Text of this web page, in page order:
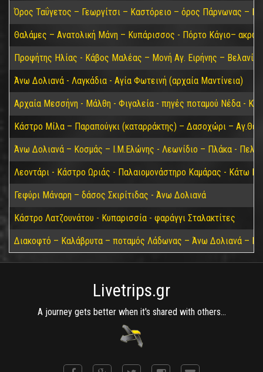
Όρος Ταΰγετος – Γεωργίτσι – Καστόρειο – όρος Πάρνωνας –
Θαλάμες – Ανατολική Μάνη – Κυπάρισσος - Πόρτο Κάγιο–
Προφήτης Ηλίας - Κάβος Μαλέας – Μονή Αγ. Ειρήνης –
Άνω Δολιανά - Λαγκάδια - Αγία Φωτεινή (αρχαία Μαντίνεια)
Αρχαία Μεσσήνη - Μάλθη - Φιγαλεία - πηγές ποταμού Νέδα -
Κάστρο Μίλα – Παραπούγκι (καταρράκτης) – Δασοχώρι –
Άνω Δολιανά – Κοσμάς – Ι.Μ.Ελώνης - Λεωνίδιο – Πλάκα -
Λεοντάρι - Κάστρο Ωριάς - Παλαιομονάστηρο Καμάρας - Κάτω
Γεφύρι Μάναρη – δάσος Σκιρίτιδας - Άνω Δολιανά
Κάστρο Λατζουνάτου - Κυπαρισσία - φαράγγι Σταλακτίτες
Διακοφτό – Καλάβρυτα – ποταμός Λάδωνας – Άνω Δολιανά –
Livetrips.gr
A journey gets better when it's shared with others...